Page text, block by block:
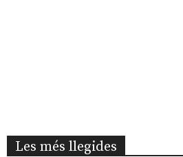
Les més llegides